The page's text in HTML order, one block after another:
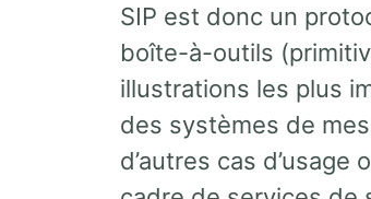
SIP est donc un
boîte-à-outils
illustrations les plus
des systèmes de
d’autres cas